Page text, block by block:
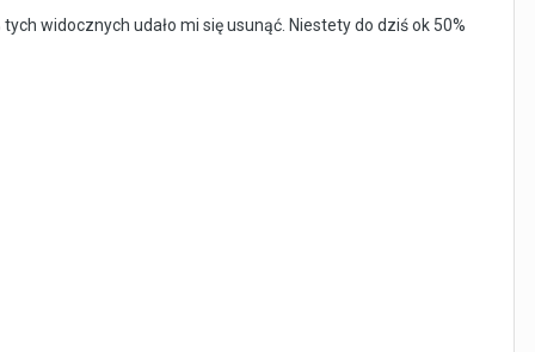
widocznych udało mi się usunąć. Niestety do dziś ok 50%